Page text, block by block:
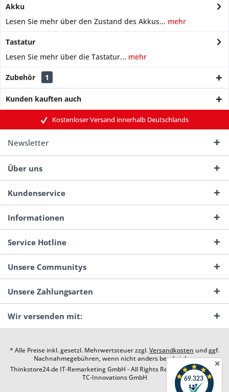
Akku
Lesen Sie mehr über den Zustand des Akkus... mehr
Tastatur
Lesen Sie mehr über die Tastatur... mehr
Zubehör 1
Kunden kauften auch
Kostenloser Versand innerhalb Deutschlands
Newsletter
Über uns
Kundenservice
Informationen
Service Hotline
Unsere Communitys
Unsere Zahlungsarten
Wir versenden mit:
* Alle Preise inkl. gesetzl. Mehrwertsteuer zzgl.Versandkosten und ggf.
Nachnahmegebühren, wenn nicht anders beschrieben
Thinkstore24.de IT-Remarketing GmbH - All Rights Reserved. Design by
TC-Innovations GmbH
✕